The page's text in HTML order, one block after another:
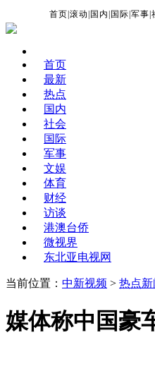
首页 |滚动 国内 国际 |军事 |
首页
最新
热点
国内
社会
国际
军事
文娱
体育
财经
访谈
港澳台侨
微视界
东北亚电视网
当前位置： 中新视频 > 热点新
媒体称中国豪